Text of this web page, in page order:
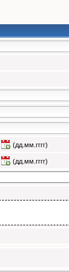
(дд.мм.гггг)
(дд.мм.гггг)